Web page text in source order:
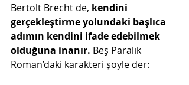
Bertolt Brecht de, kendini
gerçekleştirme yolundaki başlıca
adımın kendini ifade edebilmek
olduğuna inanır. Beş Paralık
Roman’daki karakteri şöyle der: